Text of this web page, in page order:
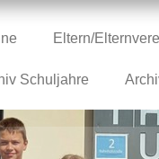
Eltern/
Schuljahre